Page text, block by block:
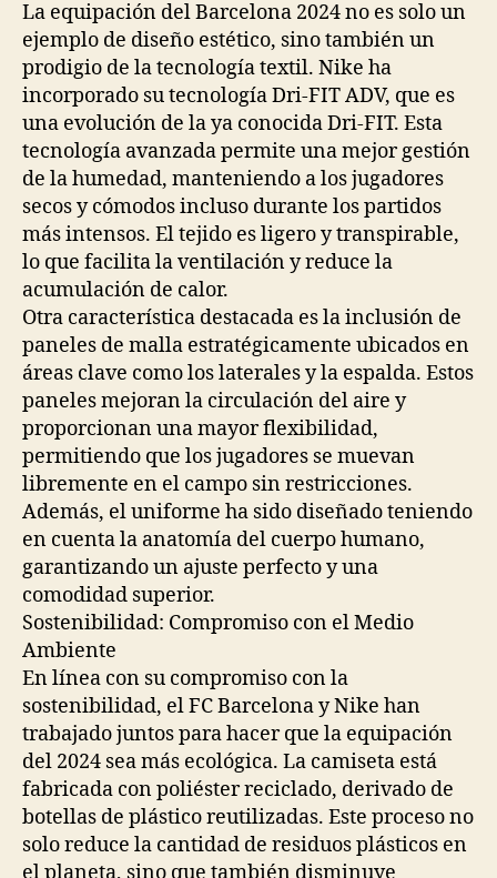
La equipación del Barcelona 2024 no es solo un
ejemplo de diseño estético, sino también un
prodigio de la tecnología textil. Nike ha
incorporado su tecnología Dri-FIT ADV, que es
una evolución de la ya conocida Dri-FIT. Esta
tecnología avanzada permite una mejor gestión
de la humedad, manteniendo a los jugadores
secos y cómodos incluso durante los partidos
más intensos. El tejido es ligero y transpirable,
lo que facilita la ventilación y reduce la
acumulación de calor.
Otra característica destacada es la inclusión de
paneles de malla estratégicamente ubicados en
áreas clave como los laterales y la espalda. Estos
paneles mejoran la circulación del aire y
proporcionan una mayor flexibilidad,
permitiendo que los jugadores se muevan
libremente en el campo sin restricciones.
Además, el uniforme ha sido diseñado teniendo
en cuenta la anatomía del cuerpo humano,
garantizando un ajuste perfecto y una
comodidad superior.
Sostenibilidad: Compromiso con el Medio
Ambiente
En línea con su compromiso con la
sostenibilidad, el FC Barcelona y Nike han
trabajado juntos para hacer que la equipación
del 2024 sea más ecológica. La camiseta está
fabricada con poliéster reciclado, derivado de
botellas de plástico reutilizadas. Este proceso no
solo reduce la cantidad de residuos plásticos en
el planeta, sino que también disminuye